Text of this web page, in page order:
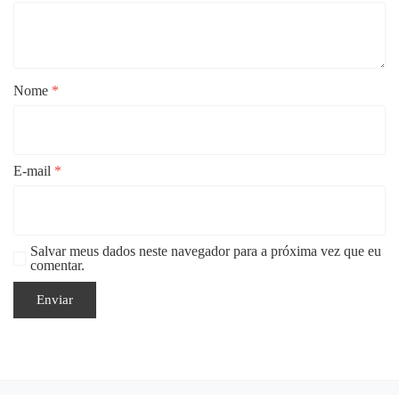
Nome *
E-mail *
Salvar meus dados neste navegador para a próxima vez que eu
comentar.